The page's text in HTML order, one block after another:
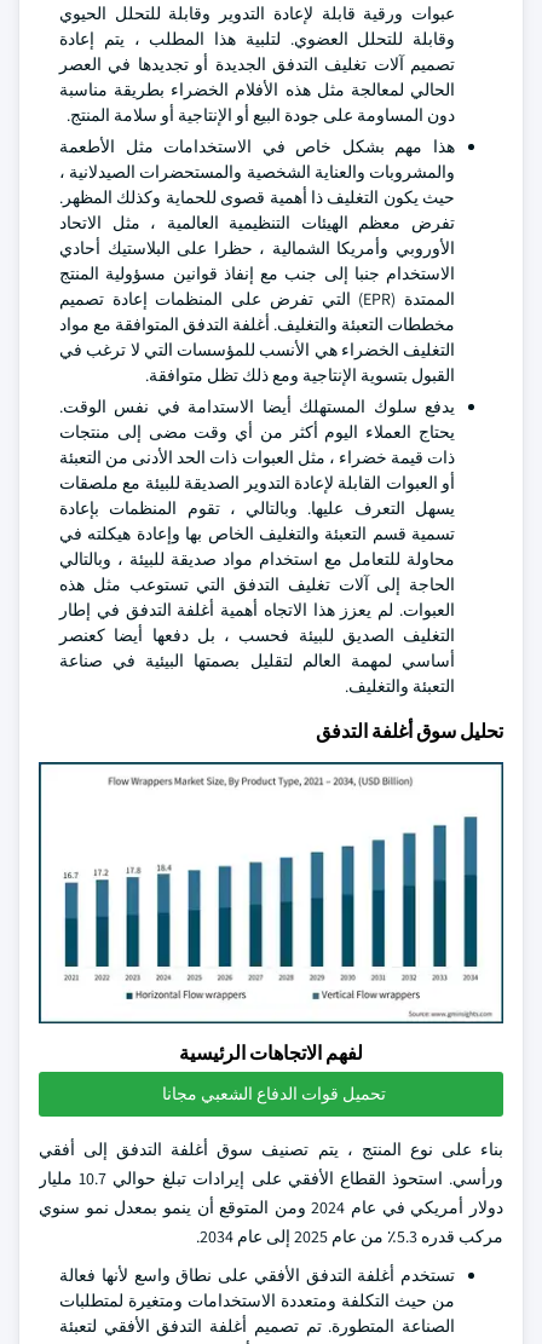
عبوات ورقية قابلة لإعادة التدوير وقابلة للتحلل الحيوي
وقابلة للتحلل العضوي. لتلبية هذا المطلب ، يتم إعادة
تصميم آلات تغليف التدفق الجديدة أو تجديدها في العصر
الحالي لمعالجة مثل هذه الأفلام الخضراء بطريقة مناسبة
دون المساومة على جودة البيع أو الإنتاجية أو سلامة المنتج.
هذا مهم بشكل خاص في الاستخدامات مثل الأطعمة
والمشروبات والعناية الشخصية والمستحضرات الصيدلانية ،
حيث يكون التغليف ذا أهمية قصوى للحماية وكذلك المظهر.
تفرض معظم الهيئات التنظيمية العالمية ، مثل الاتحاد
الأوروبي وأمريكا الشمالية ، حظرا على البلاستيك أحادي
الاستخدام جنبا إلى جنب مع إنفاذ قوانين مسؤولية المنتج
الممتدة (EPR) التي تفرض على المنظمات إعادة تصميم
مخططات التعبئة والتغليف. أغلفة التدفق المتوافقة مع مواد
التغليف الخضراء هي الأنسب للمؤسسات التي لا ترغب في
القبول بتسوية الإنتاجية ومع ذلك تظل متوافقة.
يدفع سلوك المستهلك أيضا الاستدامة في نفس الوقت.
يحتاج العملاء اليوم أكثر من أي وقت مضى إلى منتجات
ذات قيمة خضراء ، مثل العبوات ذات الحد الأدنى من التعبئة
أو العبوات القابلة لإعادة التدوير الصديقة للبيئة مع ملصقات
يسهل التعرف عليها. وبالتالي ، تقوم المنظمات بإعادة
تسمية قسم التعبئة والتغليف الخاص بها وإعادة هيكلته في
محاولة للتعامل مع استخدام مواد صديقة للبيئة ، وبالتالي
الحاجة إلى آلات تغليف التدفق التي تستوعب مثل هذه
العبوات. لم يعزز هذا الاتجاه أهمية أغلفة التدفق في إطار
التغليف الصديق للبيئة فحسب ، بل دفعها أيضا كعنصر
أساسي لمهمة العالم لتقليل بصمتها البيئية في صناعة
التعبئة والتغليف.
تحليل سوق أغلفة التدفق
لفهم الاتجاهات الرئيسية
تحميل قوات الدفاع الشعبي مجانا
بناء على نوع المنتج ، يتم تصنيف سوق أغلفة التدفق إلى أفقي
ورأسي. استحوذ القطاع الأفقي على إيرادات تبلغ حوالي 10.7 مليار
دولار أمريكي في عام 2024 ومن المتوقع أن ينمو بمعدل نمو سنوي
مركب قدره 5.3٪ من عام 2025 إلى عام 2034.
تستخدم أغلفة التدفق الأفقي على نطاق واسع لأنها فعالة
من حيث التكلفة ومتعددة الاستخدامات ومتغيرة لمتطلبات
الصناعة المتطورة. تم تصميم أغلفة التدفق الأفقي لتعبئة